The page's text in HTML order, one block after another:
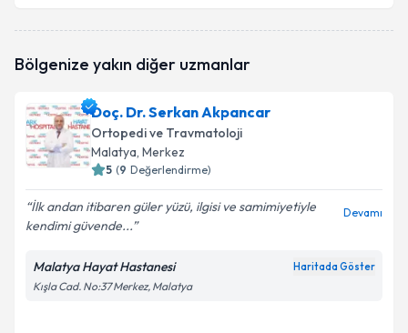
takvimi talebi oluşturun. Size bu uzmandan randevu
bilgilendireceğiz.
E-posta Adresiniz
Kişisel verilerimin işlenmesine ilişkin
kapsamda işlenmesini kabul ediyorum.
Bölgenize yakın diğer uzmanlar
Doç. Dr. Serkan Akpancar
Ortopedi ve Travmatoloji
Malatya, Merkez
5 (9 Değerlendirme)
İlk andan itibaren güler yüzü, ilgisi ve samimiyetiyle
kendimi güvende...
Devamı
Malatya Hayat Hastanesi Haritada Göster
Kışla Cad. No:37 Merkez, Malatya